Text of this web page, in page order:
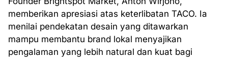
memberikan apresiasi atas keterlibatan TACO. Ia
menilai pendekatan desain yang ditawarkan
mampu membantu brand lokal menyajikan
pengalaman yang lebih natural dan kuat bagi